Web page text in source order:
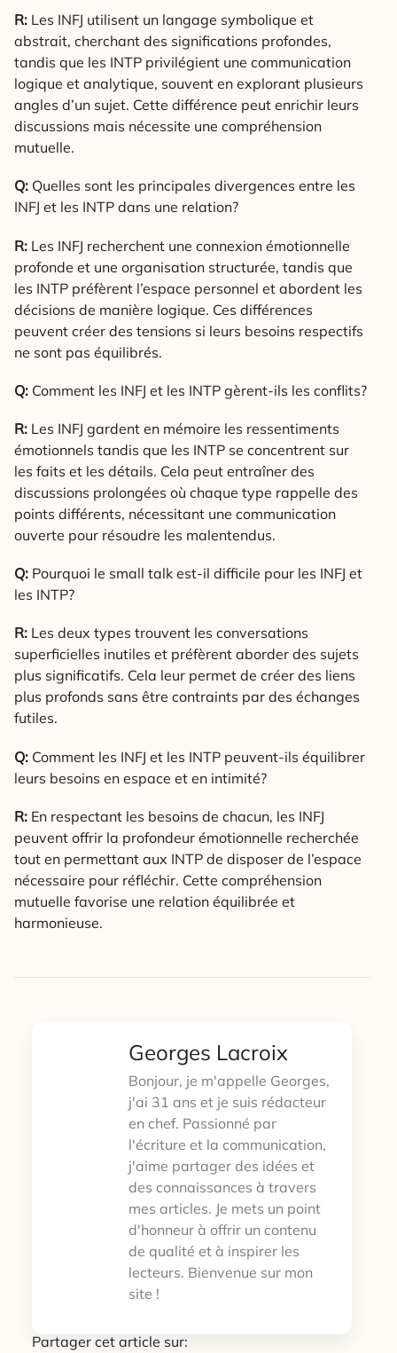
R: Les INFJ utilisent un langage symbolique et
abstrait, cherchant des significations profondes,
tandis que les INTP privilégient une communication
logique et analytique, souvent en explorant plusieurs
angles d’un sujet. Cette différence peut enrichir leurs
discussions mais nécessite une compréhension
mutuelle.
Q: Quelles sont les principales divergences entre les
INFJ et les INTP dans une relation?
R: Les INFJ recherchent une connexion émotionnelle
profonde et une organisation structurée, tandis que
les INTP préfèrent l’espace personnel et abordent les
décisions de manière logique. Ces différences
peuvent créer des tensions si leurs besoins respectifs
ne sont pas équilibrés.
Q: Comment les INFJ et les INTP gèrent-ils les conflits?
R: Les INFJ gardent en mémoire les ressentiments
émotionnels tandis que les INTP se concentrent sur
les faits et les détails. Cela peut entraîner des
discussions prolongées où chaque type rappelle des
points différents, nécessitant une communication
ouverte pour résoudre les malentendus.
Q: Pourquoi le small talk est-il difficile pour les INFJ et
les INTP?
R: Les deux types trouvent les conversations
superficielles inutiles et préfèrent aborder des sujets
plus significatifs. Cela leur permet de créer des liens
plus profonds sans être contraints par des échanges
futiles.
Q: Comment les INFJ et les INTP peuvent-ils équilibrer
leurs besoins en espace et en intimité?
R: En respectant les besoins de chacun, les INFJ
peuvent offrir la profondeur émotionnelle recherchée
tout en permettant aux INTP de disposer de l’espace
nécessaire pour réfléchir. Cette compréhension
mutuelle favorise une relation équilibrée et
harmonieuse.
Georges Lacroix
Bonjour, je m'appelle Georges,
j'ai 31 ans et je suis rédacteur
en chef. Passionné par
l'écriture et la communication,
j'aime partager des idées et
des connaissances à travers
mes articles. Je mets un point
d'honneur à offrir un contenu
de qualité et à inspirer les
lecteurs. Bienvenue sur mon
site !
Partager cet article sur: